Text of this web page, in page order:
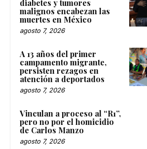
diabetes y tumores
malignos encabezan las
muertes en México
agosto 7, 2026
A 13 años del primer
campamento migrante,
persisten rezagos en
atención a deportados
agosto 7, 2026
Vinculan a proceso al “R1”,
pero no por el homicidio
de Carlos Manzo
agosto 7, 2026